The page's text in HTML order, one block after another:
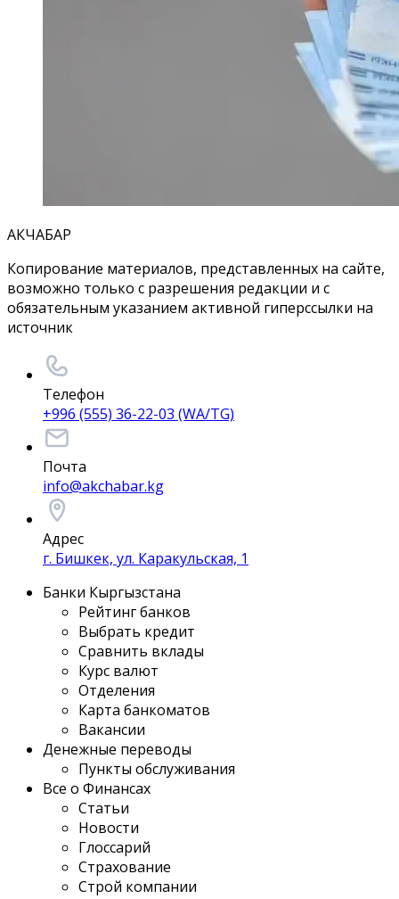
АКЧАБАР
Копирование материалов, представленных на сайте,
возможно только с разрешения редакции и с
обязательным указанием активной гиперссылки на
источник
Телефон
+996 (555) 36-22-03 (WA/TG)
Почта
info@akchabar.kg
Адрес
г. Бишкек, ул. Каракульская, 1
Банки Кыргызстана
Рейтинг банков
Выбрать кредит
Сравнить вклады
Курс валют
Отделения
Карта банкоматов
Вакансии
Денежные переводы
Пункты обслуживания
Все о Финансах
Статьи
Новости
Глоссарий
Страхование
Строй компании